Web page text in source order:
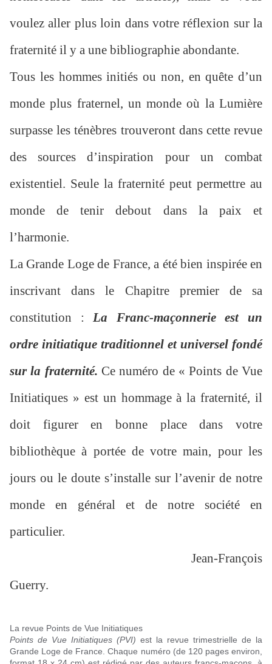
voulez aller plus loin dans votre réflexion sur la
fraternité il y a une bibliographie abondante.
Tous les hommes initiés ou non, en quête d’un
monde plus fraternel, un monde où la Lumière
surpasse les ténèbres trouveront dans cette revue
des sources d’inspiration pour un combat
existentiel. Seule la fraternité peut permettre au
monde de tenir debout dans la paix et
l’harmonie.
La Grande Loge de France, a été bien inspirée en
inscrivant dans le Chapitre premier de sa
constitution :La Franc-maçonnerie est un
ordre initiatique traditionnel et universel fondé
sur la fraternité. Ce numéro de « Points de Vue
Initiatiques » est un hommage à la fraternité, il
doit figurer en bonne place dans votre
bibliothèque à portée de votre main, pour les
jours ou le doute s’installe sur l’avenir de notre
monde en général et de notre société en
particulier.
Jean-François
Guerry.
La revue Points de Vue Initiatiques
Points de Vue Initiatiques (PVI) est la revue trimestrielle de la
Grande Loge de France. Chaque numéro (de 120 pages environ,